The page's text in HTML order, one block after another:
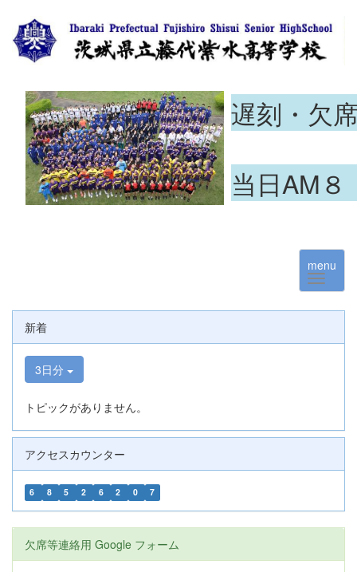
遅刻・欠
当日AM
menu
新着
3日分
トピックがありません。
アクセスカウンター
6 8 5 2 6 2 0 7
欠席等連絡用 Google フォーム